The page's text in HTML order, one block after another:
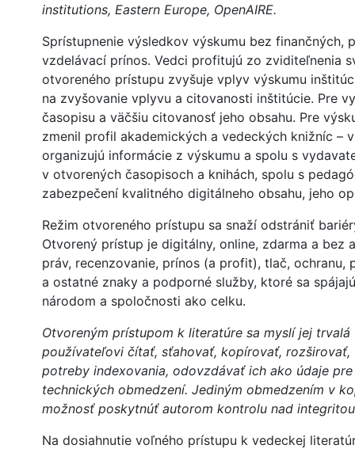
institutions, Eastern Europe, OpenAIRE.
Sprístupnenie výsledkov výskumu bez finančných,
vzdelávací prínos. Vedci profitujú zo zviditeľnenia
otvoreného prístupu zvyšuje vplyv výskumu
na zvyšovanie vplyvu a citovanosti inštitúcie. Pre
časopisu a väčšiu citovanosť jeho obsahu. Pre
zmenil profil akademických a vedeckých knižníc –
organizujú informácie z výskumu a spolu s
v otvorených časopisoch a knihách, spolu s
zabezpečení kvalitného digitálneho obsahu, jeho
Režim otvoreného prístupu sa snaží odstrániť
Otvorený prístup je digitálny, online, zdarma a
práv, recenzovanie, prínos (a profit), tlač, ochranu,
a ostatné znaky a podporné služby, ktoré sa
národom a spoločnosti ako celku.
Otvoreným prístupom k literatúre sa myslí jej
používateľovi čítať, sťahovať, kopírovať,
potreby indexovania, odovzdávať ich ako údaje
technických obmedzení. Jediným obmedzením v
možnosť poskytnúť autorom kontrolu nad
Na dosiahnutie voľného prístupu k vedeckej